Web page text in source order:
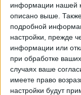
информации нашей
описано выше.
подробной
настройки, прежде
информации или
при обработке
случаях ваше
имеете право
настройки будут
00:00
Сан-
Сан-
LPF Play
Воскресенье,